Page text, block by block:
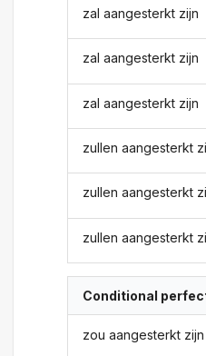
zal aangesterkt zijn
zal aangesterkt zijn
zal aangesterkt zijn
zullen aangesterkt
zullen aangesterkt
zullen aangesterkt
Conditional
zou aangesterkt zijn